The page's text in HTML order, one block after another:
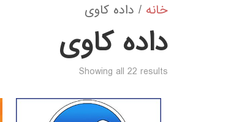
خانه / داده کاوی
داده کاوی
Showing all 22 results
Sorted
popularity